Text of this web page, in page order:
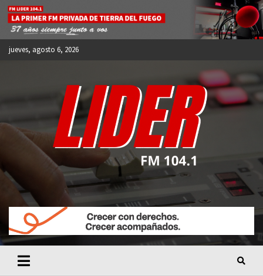
Skip
content
jueves, agosto 6, 2026
FM LIDER 104.1